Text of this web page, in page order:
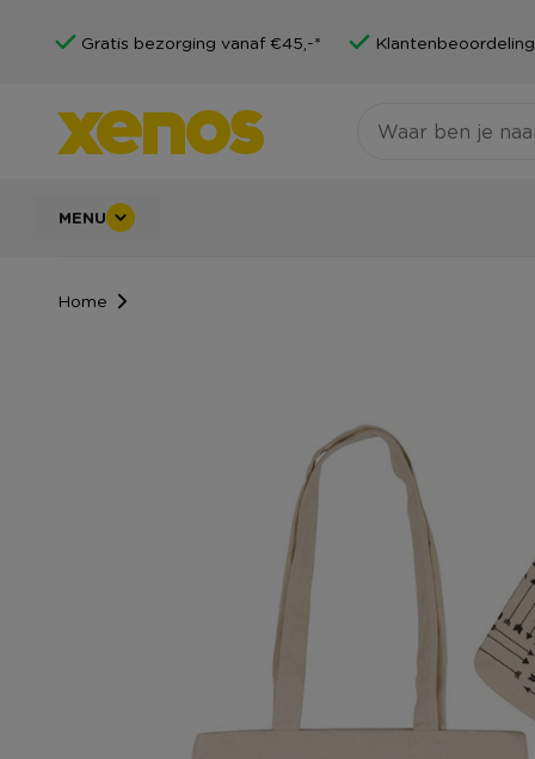
Gratis bezorging vanaf €45,-*
MENU
Home